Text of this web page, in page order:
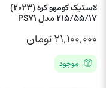
لاستیک کومهو کره (2023)
215/55/17 مدل PS71
۲۱,۱۰۰,۰۰۰تومان
موجود